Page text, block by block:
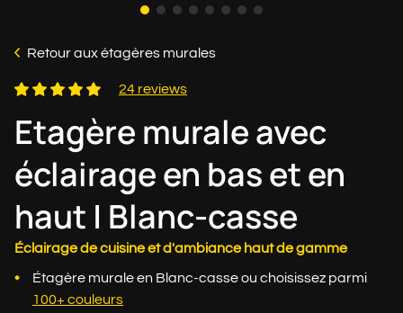
Retour aux étagères murales
24 reviews
Etagère murale avec
éclairage en bas et en
haut | Blanc-casse
Éclairage de cuisine et d'ambiance haut de gamme
Étagère murale en Blanc-casse ou choisissez parmi
100+ couleurs